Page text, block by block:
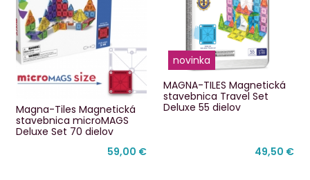
Magna-Tiles Magnetická
stavebnica microMAGS
Deluxe Set 70 dielov
59,00 €
novinka
MAGNA-TILES Magnetická
stavebnica Travel Set
Deluxe 55 dielov
49,50 €